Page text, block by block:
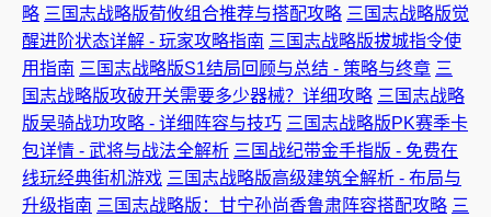
略 三国志战略版荀攸组合推荐与搭配攻略 三国志战略版觉
醒进阶状态详解 - 玩家攻略指南 三国志战略版拔城指令使
用指南 三国志战略版S1结局回顾与总结 - 策略与终章 三
国志战略版攻破开关需要多少器械？详细攻略 三国志战略
版吴骑战功攻略 - 详细阵容与技巧 三国志战略版PK赛季卡
包详情 - 武将与战法全解析 三国战纪带金手指版 - 免费在
线玩经典街机游戏 三国志战略版高级建筑全解析 - 布局与
升级指南 三国志战略版：甘宁孙尚香鲁肃阵容搭配攻略 三